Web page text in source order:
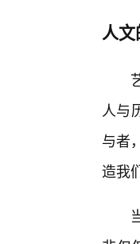
人
人与
与者
造我